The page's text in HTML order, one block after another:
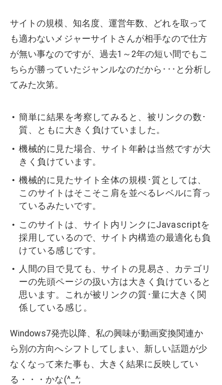
サイトの規模、知名度、運営年数、どれを取って
も適わないメジャーサイトさんが相手なので仕方
が無い事なのですが、過去1～2年の短い間でもこ
ちらが勝っていたジャンルなのだから･･･と分析し
てみた次第。
簡単に結果を考察してみると、被リンクの数･
質、ともに大きく負けていました。
機械的に見た場合、サイト年齢は当然ですが大
きく負けています。
機械的に見たサイト全体の規模･質としては、
このサイトはそこそこ肩を並べるレベルに育っ
ているみたいです。
このサイトは、サイト内リンクにJavascriptを
採用しているので、サイト内構造の最適化も負
けている感じです。
人間の目で見ても、サイトの見易さ、カテゴリ
ーの先頭ページの扱い方は大きく負けていると
思います。これが被リンクの質･量に大きく関
係している感じ。
Windows7発売以降、私の興味が動画変換関連か
ら別の方向へシフトしてしまい、新しい話題が少
なくなって来た事も、大きく結果に反映してい
る・・・かな(^_^;